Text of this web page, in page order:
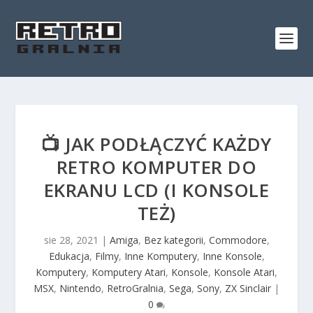
📺 JAK PODŁĄCZYĆ KAŻDY
RETRO KOMPUTER DO
EKRANU LCD (I KONSOLE
TEŻ)
sie 28, 2021 | Amiga, Bez kategorii, Commodore,
Edukacja, Filmy, Inne Komputery, Inne Konsole,
Komputery, Komputery Atari, Konsole, Konsole Atari,
MSX, Nintendo, RetroGralnia, Sega, Sony, ZX Sinclair |
0